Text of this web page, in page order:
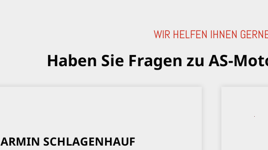
WIR HELFEN IHNEN
Haben Sie Fragen zu AS-
ARMIN SCHLAGENHAUF